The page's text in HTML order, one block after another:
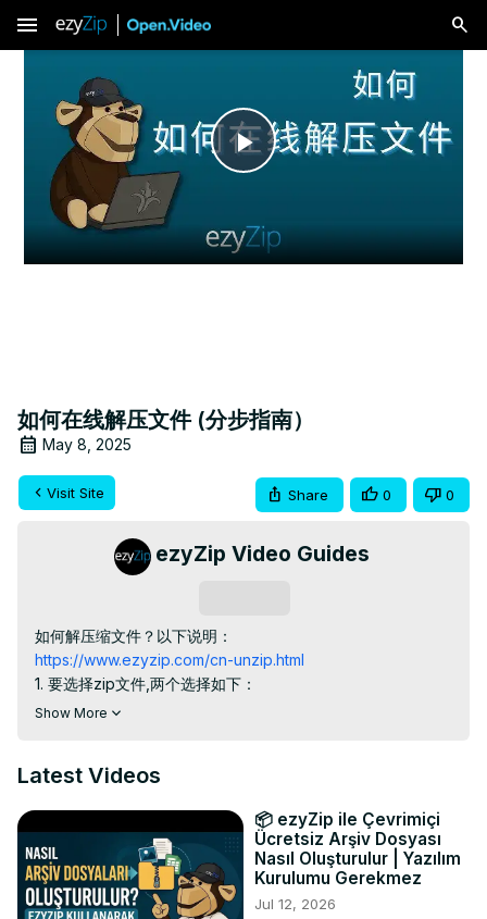
menu
Play
Video
如何在线解压文件 (分步指南）
May 8, 2025
Visit Site Share 0 0
ezyZip Video Guides
https://www.ezyzip.com/cn-unzip.html
1. 要选择zip文件,两个选择如下：
- 点击 “选择要提取的压缩文件”打开目录选择器
2. 单击各个文件上的“保存(保存)”将文件保存到本地驱动器。
https://www.facebook.com/ezyzip/
Show More
Latest Videos
📦 ezyZip ile Çevrimiçi
Ücretsiz Arşiv Dosyası
Nasıl Oluşturulur | Yazılım
Kurulumu Gerekmez
Jul 12, 2026